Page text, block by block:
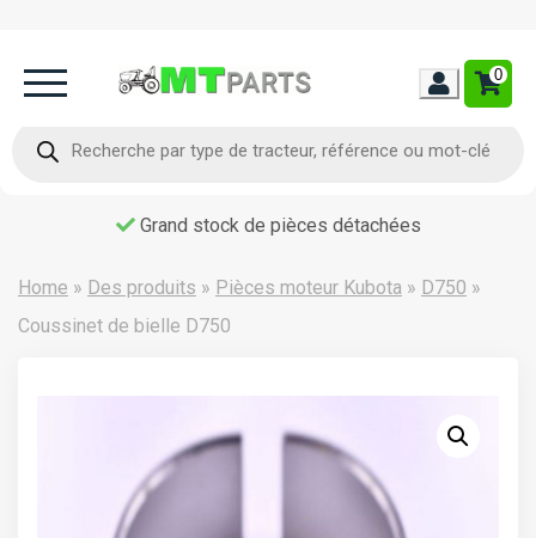
0
produits
Grand stock de pièces détachées
Home » Des produits » Pièces moteur Kubota » D750 »
Coussinet de bielle D750